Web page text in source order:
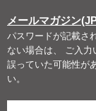
メールマガジン
パスワードが記載さ
ない場合は、 ご入
誤っていた可能性が
い。